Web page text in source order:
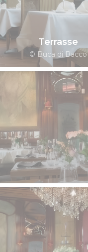
Terrasse
© Buca di Bacco